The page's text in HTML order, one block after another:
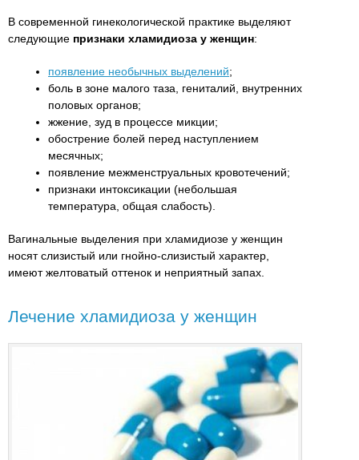
В современной гинекологической практике выделяют
следующие признаки хламидиоза у женщин:
появление необычных выделений;
боль в зоне малого таза, гениталий, внутренних
половых органов;
жжение, зуд в процессе микции;
обострение болей перед наступлением
месячных;
появление межменструальных кровотечений;
признаки интоксикации (небольшая
температура, общая слабость).
Вагинальные выделения при хламидиозе у женщин
носят слизистый или гнойно-слизистый характер,
имеют желтоватый оттенок и неприятный запах.
Лечение хламидиоза у женщин